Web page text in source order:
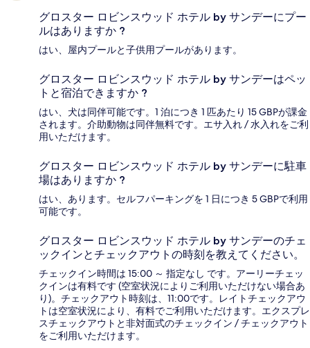
グロスター ロビンスウッド ホテル by サンデーにプー
ルはありますか ?
はい、屋内プールと子供用プールがあります。
グロスター ロビンスウッド ホテル by サンデーはペッ
トと宿泊できますか ?
はい、犬は同伴可能です。1 泊につき 1 匹あたり 15 GBPが課金
されます。介助動物は同伴無料です。エサ入れ / 水入れをご利
用いただけます。
グロスター ロビンスウッド ホテル by サンデーに駐車
場はありますか ?
はい、あります。セルフパーキングを 1 日につき 5 GBPで利用
可能です。
グロスター ロビンスウッド ホテル by サンデーのチェ
ックインとチェックアウトの時刻を教えてください。
チェックイン時間は 15:00 ～ 指定なし です。アーリーチェッ
クインは有料です (空室状況によりご利用いただけない場合あ
り)。チェックアウト時刻は、11:00です。レイトチェックアウ
トは空室状況により、有料でご利用いただけます。エクスプレ
スチェックアウトと非対面式のチェックイン / チェックアウト
をご利用いただけます。